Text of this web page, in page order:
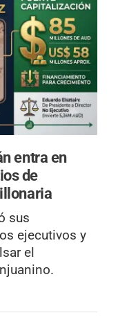
entra en
de
sus
ejecutivos y
el